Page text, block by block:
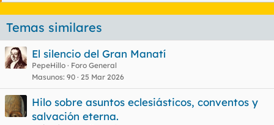
Temas similares
El silencio del Gran Manatí
PepeHillo
Foro General
Masunos 90 25 Mar 2026
Hilo sobre asuntos eclesiásticos, conventos y
salvación eterna.